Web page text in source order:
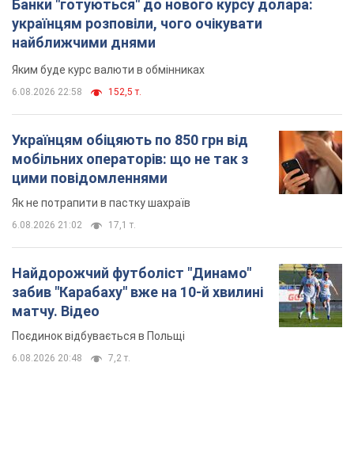
6.08.2026 21:02 17,1 т.
Найдорожчий футболіст "Динамо"
забив "Карабаху" вже на 10-й хвилині
матчу. Відео
Поєдинок відбувається в Польщі
6.08.2026 20:48 7,2 т.